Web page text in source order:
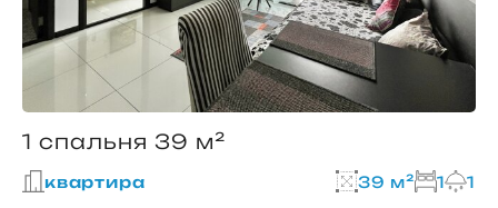
1 спальня 39 м²
квартира 39 м² 1 1